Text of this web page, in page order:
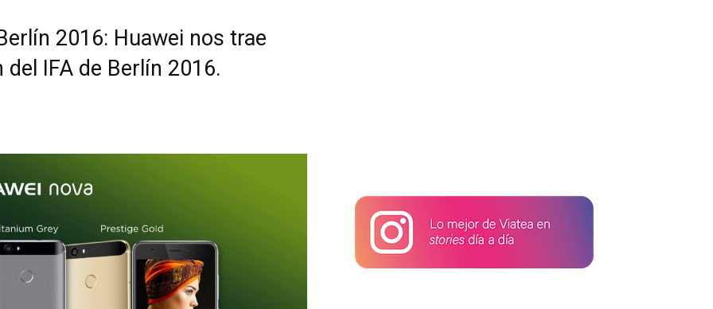
2016: Huawei nos trae
IFA de Berlín 2016.